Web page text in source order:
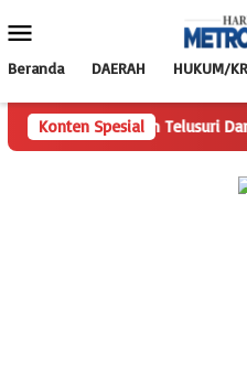
ke
Mobile
Beranda DAERAH HUKUM/
Konten SpesialTelusuri Dana